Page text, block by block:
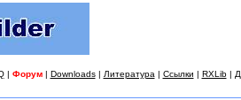
| Форум | Downloads| Литература | Ссылки | RXLib|